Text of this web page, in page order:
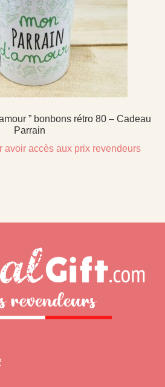
” bonbons rétro 80 – Cadeau
Parrain
avoir accès aux prix revendeurs